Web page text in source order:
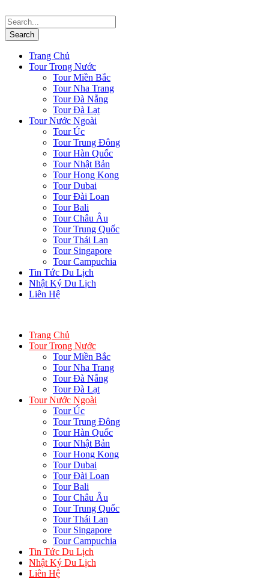
Trang Chủ
Tour Trong Nước
Tour Miền Bắc
Tour Nha Trang
Tour Đà Nẵng
Tour Đà Lạt
Tour Nước Ngoài
Tour Úc
Tour Trung Đông
Tour Hàn Quốc
Tour Nhật Bản
Tour Hong Kong
Tour Dubai
Tour Đài Loan
Tour Bali
Tour Châu Âu
Tour Trung Quốc
Tour Thái Lan
Tour Singapore
Tour Campuchia
Tin Tức Du Lịch
Nhật Ký Du Lịch
Liên Hệ
Trang Chủ
Tour Trong Nước
Tour Miền Bắc
Tour Nha Trang
Tour Đà Nẵng
Tour Đà Lạt
Tour Nước Ngoài
Tour Úc
Tour Trung Đông
Tour Hàn Quốc
Tour Nhật Bản
Tour Hong Kong
Tour Dubai
Tour Đài Loan
Tour Bali
Tour Châu Âu
Tour Trung Quốc
Tour Thái Lan
Tour Singapore
Tour Campuchia
Tin Tức Du Lịch
Nhật Ký Du Lịch
Liên Hệ